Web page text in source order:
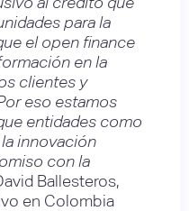
para la
el open finance
en la
clientes y
eso estamos
entidades como
innovación
con la
Ballesteros,
en Colombia